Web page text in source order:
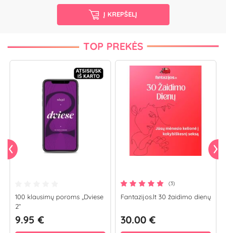
Į KREPŠELĮ
TOP PREKĖS
100 klausimų poroms „Dviese
2“
9.95 €
(3)
Fantazijos.lt 30 žaidimo dienų
30.00 €